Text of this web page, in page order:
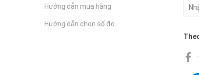
Hướng dẫn mua hàng
Hướng dẫn chọn số đo